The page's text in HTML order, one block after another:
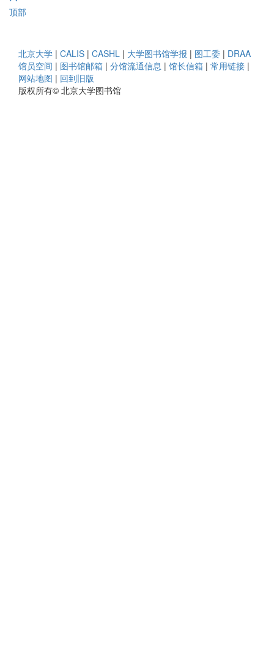
顶部
北京大学 | CALIS | CASHL | 大学图书馆学报 | 图工委 | DRAA
馆员空间 | 图书馆邮箱 | 分馆流通信息 | 馆长信箱 | 常用链接 |
网站地图 | 回到旧版
版权所有© 北京大学图书馆